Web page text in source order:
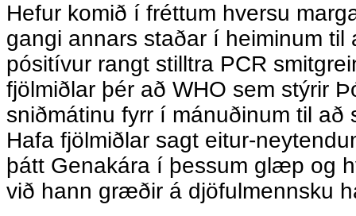
Hefur komið í fréttum hversu
gangi annars staðar í heiminum til
pósitívur rangt stilltra PCR
fjölmiðlar þér að WHO sem stýrir
sniðmátinu fyrr í mánuðinum til að
Hafa fjölmiðlar sagt eitur-
þátt Genakára í þessum glæp og
við hann græðir á djöfulmennsku